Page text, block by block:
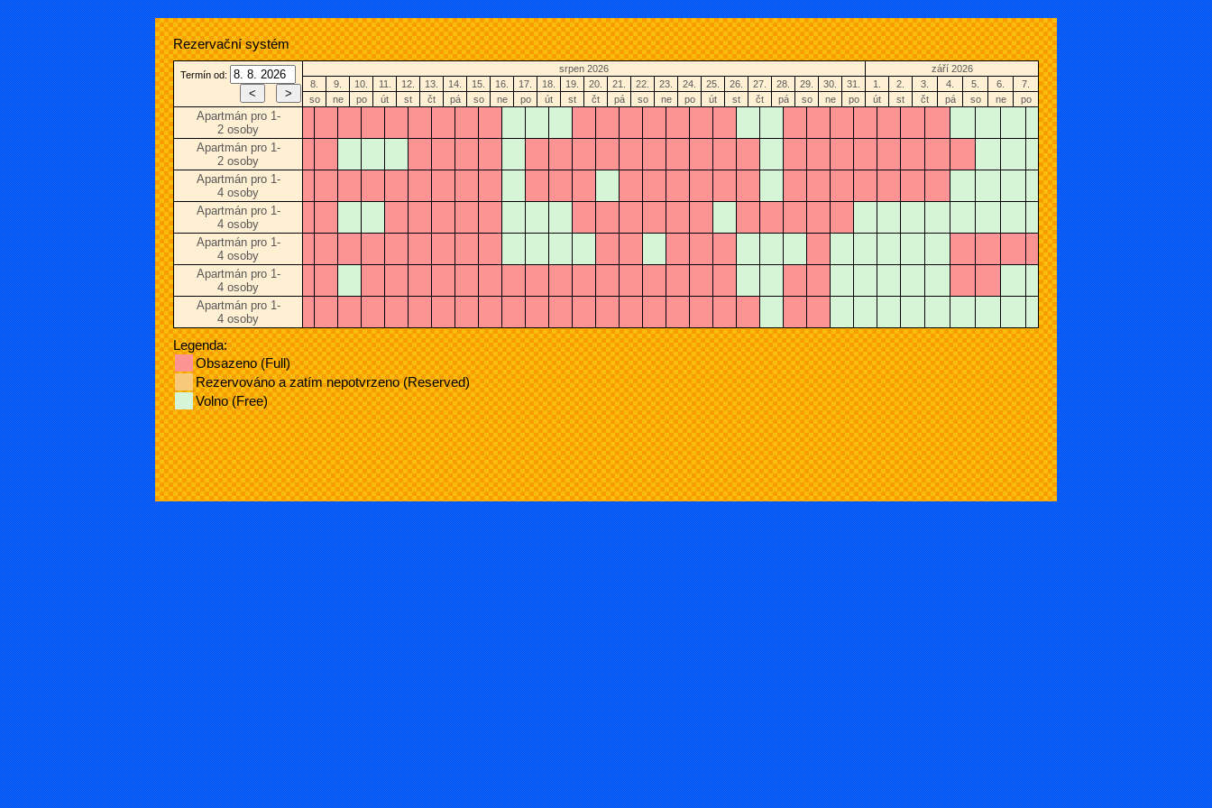
Rezervační systém
Termín od:
srpen 2026
září 2026
8.
9. 10. 11. 12. 13. 14. 15. 16. 17. 18. 19. 20. 21. 22. 23. 24. 25. 26. 27. 28. 29. 30. 31. 1. 2. 3. 4. 5. 6.
7.
so
ne po út st čt pá so ne po út st čt pá so ne po út st čt pá so ne po út st čt pá so ne po
Apartmán pro 1-
2 osoby
Apartmán pro 1-
2 osoby
Apartmán pro 1-
4 osoby
Apartmán pro 1-
4 osoby
Apartmán pro 1-
4 osoby
Apartmán pro 1-
4 osoby
Apartmán pro 1-
4 osoby
Legenda:
Obsazeno (Full)
Rezervováno a zatím nepotvrzeno (Reserved)
Volno (Free)